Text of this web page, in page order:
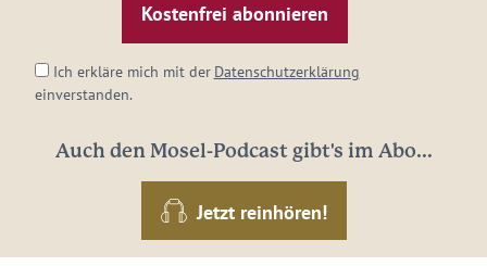
Adresse:
Ich erkläre mich mit der Datenschutzerklärung
einverstanden.
Auch den Mosel-Podcast gibt's im Abo...
Jetzt reinhören!